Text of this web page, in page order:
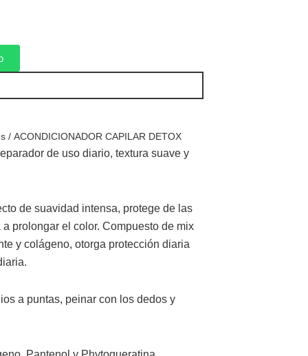
/ ACONDICIONADOR CAPILAR DETOX
de uso diario, textura suave y
de suavidad intensa, protege de las
prolongar el color. Compuesto de mix
y colágeno, otorga protección diaria
a puntas, peinar con los dedos y